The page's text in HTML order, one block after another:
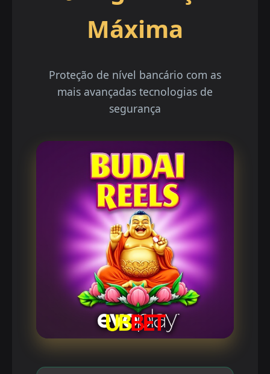
Máxima
Proteção de nível bancário com as
mais avançadas tecnologias de
segurança